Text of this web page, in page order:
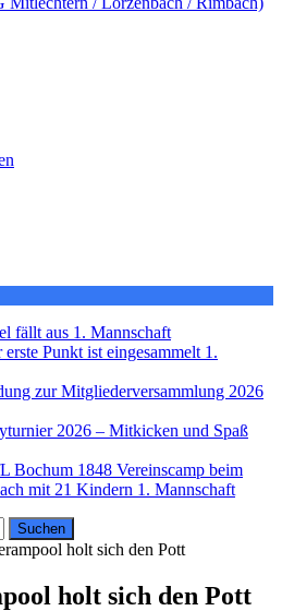
fällt aus 1. Mannschaft
erste Punkt ist eingesammelt 1.
zur Mitgliederversammlung 2026
2026 – Mitkicken und Spaß
Bochum 1848 Vereinscamp beim
mit 21 Kindern 1. Mannschaft
holt sich den Pott
holt sich den Pott